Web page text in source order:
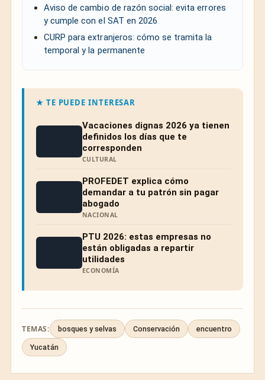
Aviso de cambio de razón social: evita errores
y cumple con el SAT en 2026
CURP para extranjeros: cómo se tramita la
temporal y la permanente
★ TE PUEDE INTERESAR
Vacaciones dignas 2026 ya tienen
definidos los días que te
corresponden
CULTURAL
PROFEDET explica cómo
demandar a tu patrón sin pagar
abogado
NACIONAL
PTU 2026: estas empresas no
están obligadas a repartir
utilidades
ECONOMÍA
TEMAS: bosques y selvas Conservación encuentro
Yucatán